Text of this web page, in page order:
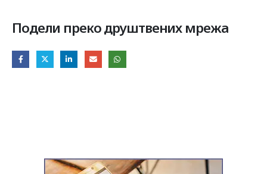
Подели преко друштвених мрежа